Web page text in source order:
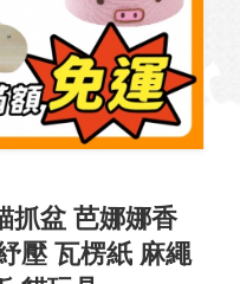
抓盆 芭娜娜香
壓 瓦楞紙 麻繩